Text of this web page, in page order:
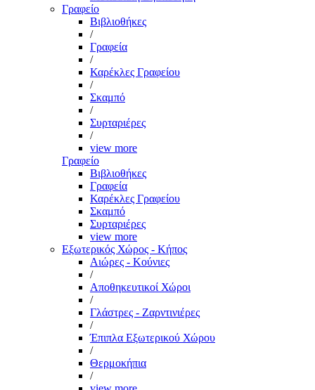
Γραφείο
Βιβλιοθήκες
/
Γραφεία
/
Καρέκλες Γραφείου
/
Σκαμπό
/
Συρταριέρες
/
view more
Γραφείο
Βιβλιοθήκες
Γραφεία
Καρέκλες Γραφείου
Σκαμπό
Συρταριέρες
view more
Εξωτερικός Χώρος - Κήπος
Αιώρες - Κούνιες
/
Αποθηκευτικοί Χώροι
/
Γλάστρες - Ζαρντινιέρες
/
Έπιπλα Εξωτερικού Χώρου
/
Θερμοκήπια
/